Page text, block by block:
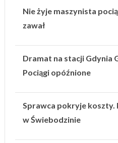
Nie żyje maszynista
zawał
Dramat na stacji Gdynia
Pociągi opóźnione
Sprawca pokryje koszty.
w Świebodzinie